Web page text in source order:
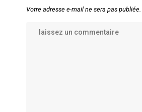
Votre adresse e-mail ne sera pas publiée.